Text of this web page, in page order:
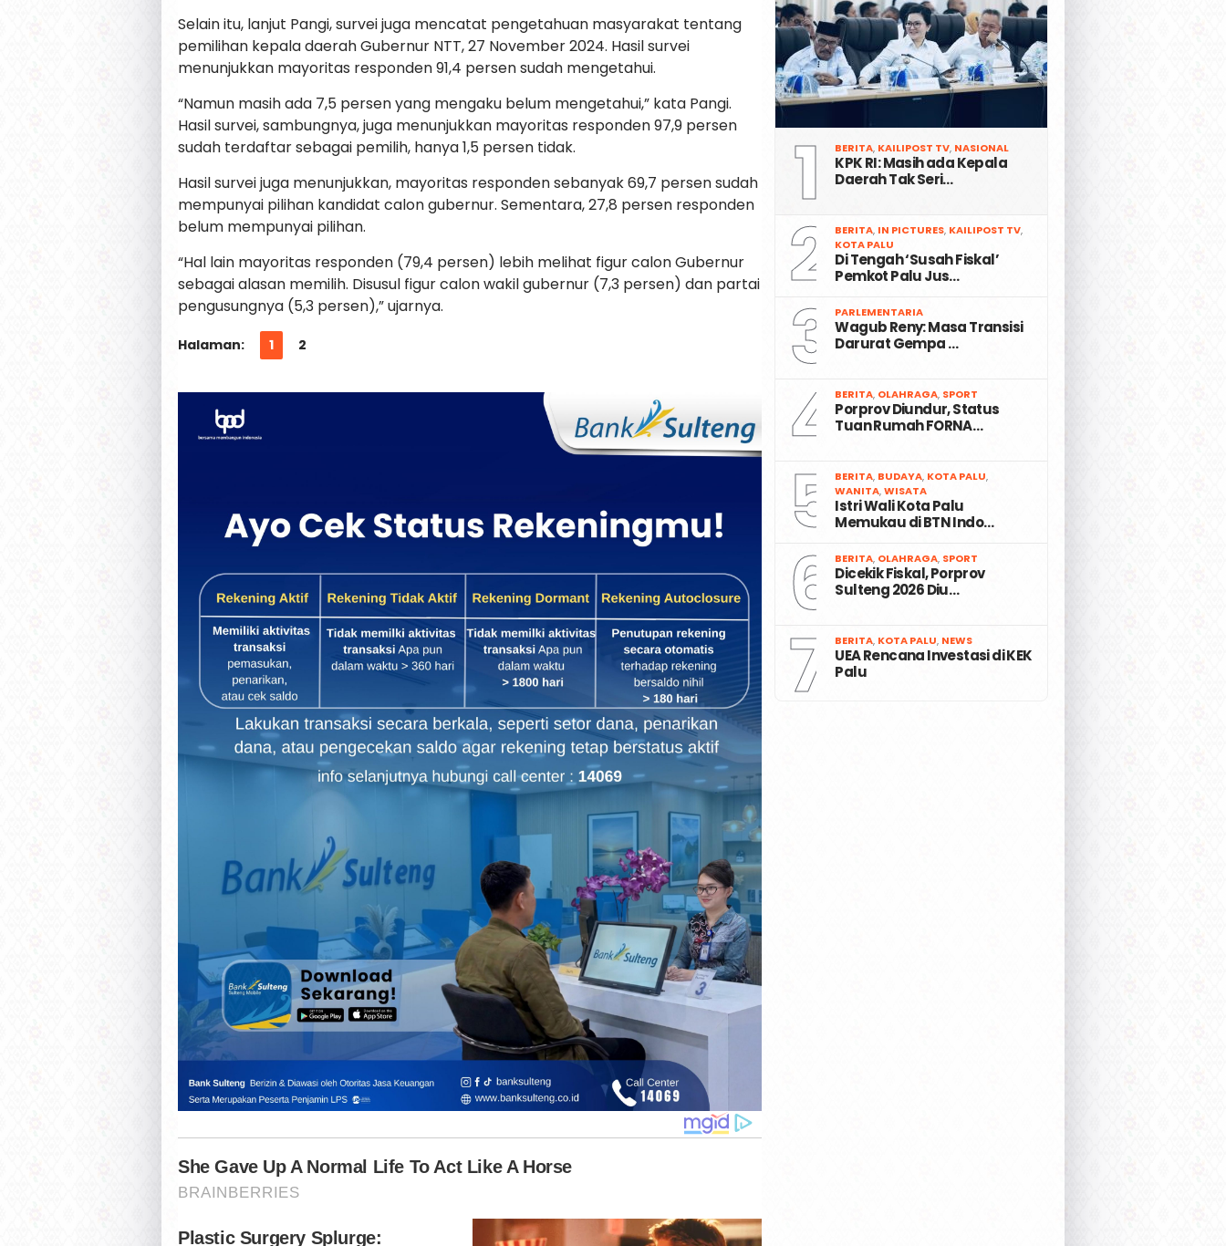
Selain itu, lanjut Pangi, survei juga mencatat pengetahuan masyarakat tentang
pemilihan kepala daerah Gubernur NTT, 27 November 2024. Hasil survei
menunjukkan mayoritas responden 91,4 persen sudah mengetahui.
“Namun masih ada 7,5 persen yang mengaku belum mengetahui,” kata Pangi.
Hasil survei, sambungnya, juga menunjukkan mayoritas responden 97,9 persen
sudah terdaftar sebagai pemilih, hanya 1,5 persen tidak.
Hasil survei juga menunjukkan, mayoritas responden sebanyak 69,7 persen sudah
mempunyai pilihan kandidat calon gubernur. Sementara, 27,8 persen responden
belum mempunyai pilihan.
“Hal lain mayoritas responden (79,4 persen) lebih melihat figur calon Gubernur
sebagai alasan memilih. Disusul figur calon wakil gubernur (7,3 persen) dan partai
pengusungnya (5,3 persen),” ujarnya.
Halaman: 1 2
1 BERITA, KAILIPOST TV, NASIONAL
KPK RI: Masih ada Kepala
Daerah Tak Seri…
2 BERITA, IN PICTURES, KAILIPOST TV,
KOTA PALU
Di Tengah ‘Susah Fiskal’
Pemkot Palu Jus…
3 PARLEMENTARIA
Wagub Reny: Masa Transisi
Darurat Gempa …
4 BERITA, OLAHRAGA, SPORT
Porprov Diundur, Status
Tuan Rumah FORNA…
5 BERITA, BUDAYA, KOTA PALU,
WANITA,WISATA
Istri Wali Kota Palu
Memukau di BTN Indo…
6 BERITA, OLAHRAGA, SPORT
Dicekik Fiskal, Porprov
Sulteng 2026 Diu…
7 BERITA, KOTA PALU, NEWS
UEA Rencana Investasi di KEK
Palu